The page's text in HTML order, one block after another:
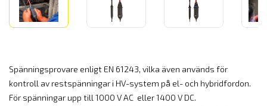
Spänningsprovare enligt EN 61243, vilka även används för
kontroll av restspänningar i HV-system på el- och hybridfordon.
För spänningar upp till 1000 V AC eller 1400 V DC.